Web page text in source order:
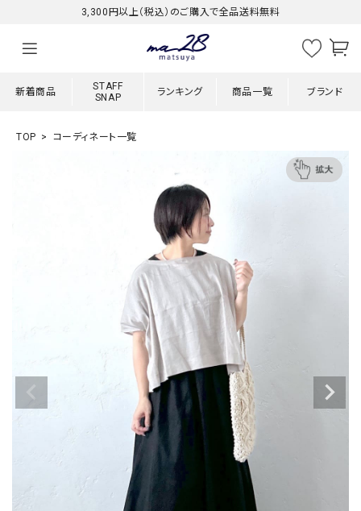
3,300円以上（税込）のご購入で全品送料無料
新着商品
STAFF
SNAP
ランキング 商品一覧 ブランド
TOP コーディネート一覧